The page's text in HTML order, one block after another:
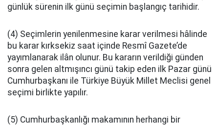
günlük sürenin ilk günü seçimin başlangıç tarihidir.
(4) Seçimlerin yenilenmesine karar verilmesi hâlinde
bu karar kırksekiz saat içinde Resmî Gazete’de
yayımlanarak ilân olunur. Bu kararın verildiği günden
sonra gelen altmışıncı günü takip eden ilk Pazar günü
Cumhurbaşkanı ile Türkiye Büyük Millet Meclisi genel
seçimi birlikte yapılır.
(5) Cumhurbaşkanlığı makamının herhangi bir